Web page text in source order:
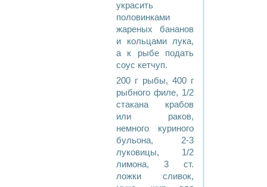
украсить
половинками
жареных бананов
и кольцами лука,
а к рыбе подать
соус кетчуп.
200 г рыбы, 400 г
рыбного филе, 1/2
стакана крабов
или раков,
немного куриного
бульона, 2-3
луковицы, 1/2
лимона, 3 ст.
ложки сливок,